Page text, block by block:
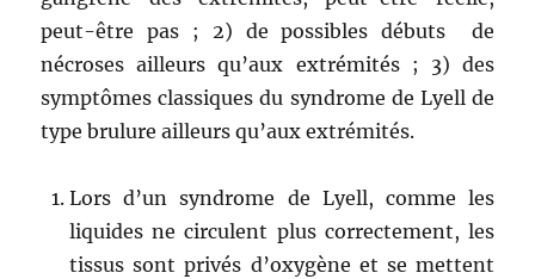
peut-être pas ; 2) de possibles débuts de
nécroses ailleurs qu’aux extrémités ; 3) des
symptômes classiques du syndrome de Lyell de
type brulure ailleurs qu’aux extrémités.
Lors d’un syndrome de Lyell, comme les
liquides ne circulent plus correctement, les
tissus sont privés d’oxygène et se mettent